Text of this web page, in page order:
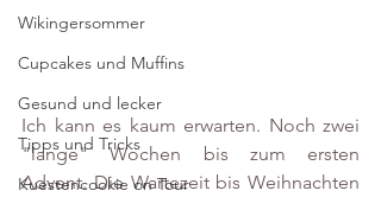
Wikingersommer
Cupcakes und Muffins
Gesund und lecker
Tipps und Tricks
Kuestencookie on Tour
Ich kann es kaum erwarten. Noch zwei
"lange" Wochen bis zum ersten
Advent. Die Wartezeit bis Weihnachten